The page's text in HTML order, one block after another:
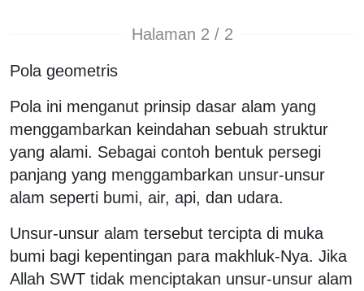
Halaman 2 / 2
Pola geometris
Pola ini menganut prinsip dasar alam yang
menggambarkan keindahan sebuah struktur
yang alami. Sebagai contoh bentuk persegi
panjang yang menggambarkan unsur-unsur
alam seperti bumi, air, api, dan udara.
Unsur-unsur alam tersebut tercipta di muka
bumi bagi kepentingan para makhluk-Nya. Jika
Allah SWT tidak menciptakan unsur-unsur alam